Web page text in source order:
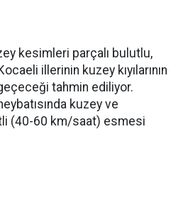
kesimleri parçalı bulutlu,
illerinin kuzey kıyılarının
tahmin ediliyor.
kuzey ve
(40-60 km/saat) esmesi